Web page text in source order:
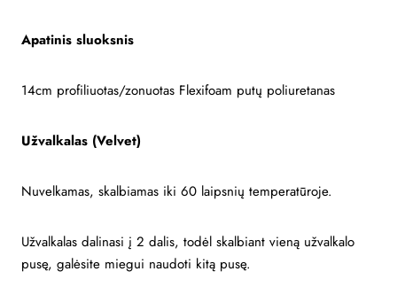
Apatinis sluoksnis
14cm profiliuotas/zonuotas Flexifoam putų poliuretanas
Užvalkalas (Velvet)
Nuvelkamas, skalbiamas iki 60 laipsnių temperatūroje.
Užvalkalas dalinasi į 2 dalis, todėl skalbiant vieną užvalkalo
pusę, galėsite miegui naudoti kitą pusę.